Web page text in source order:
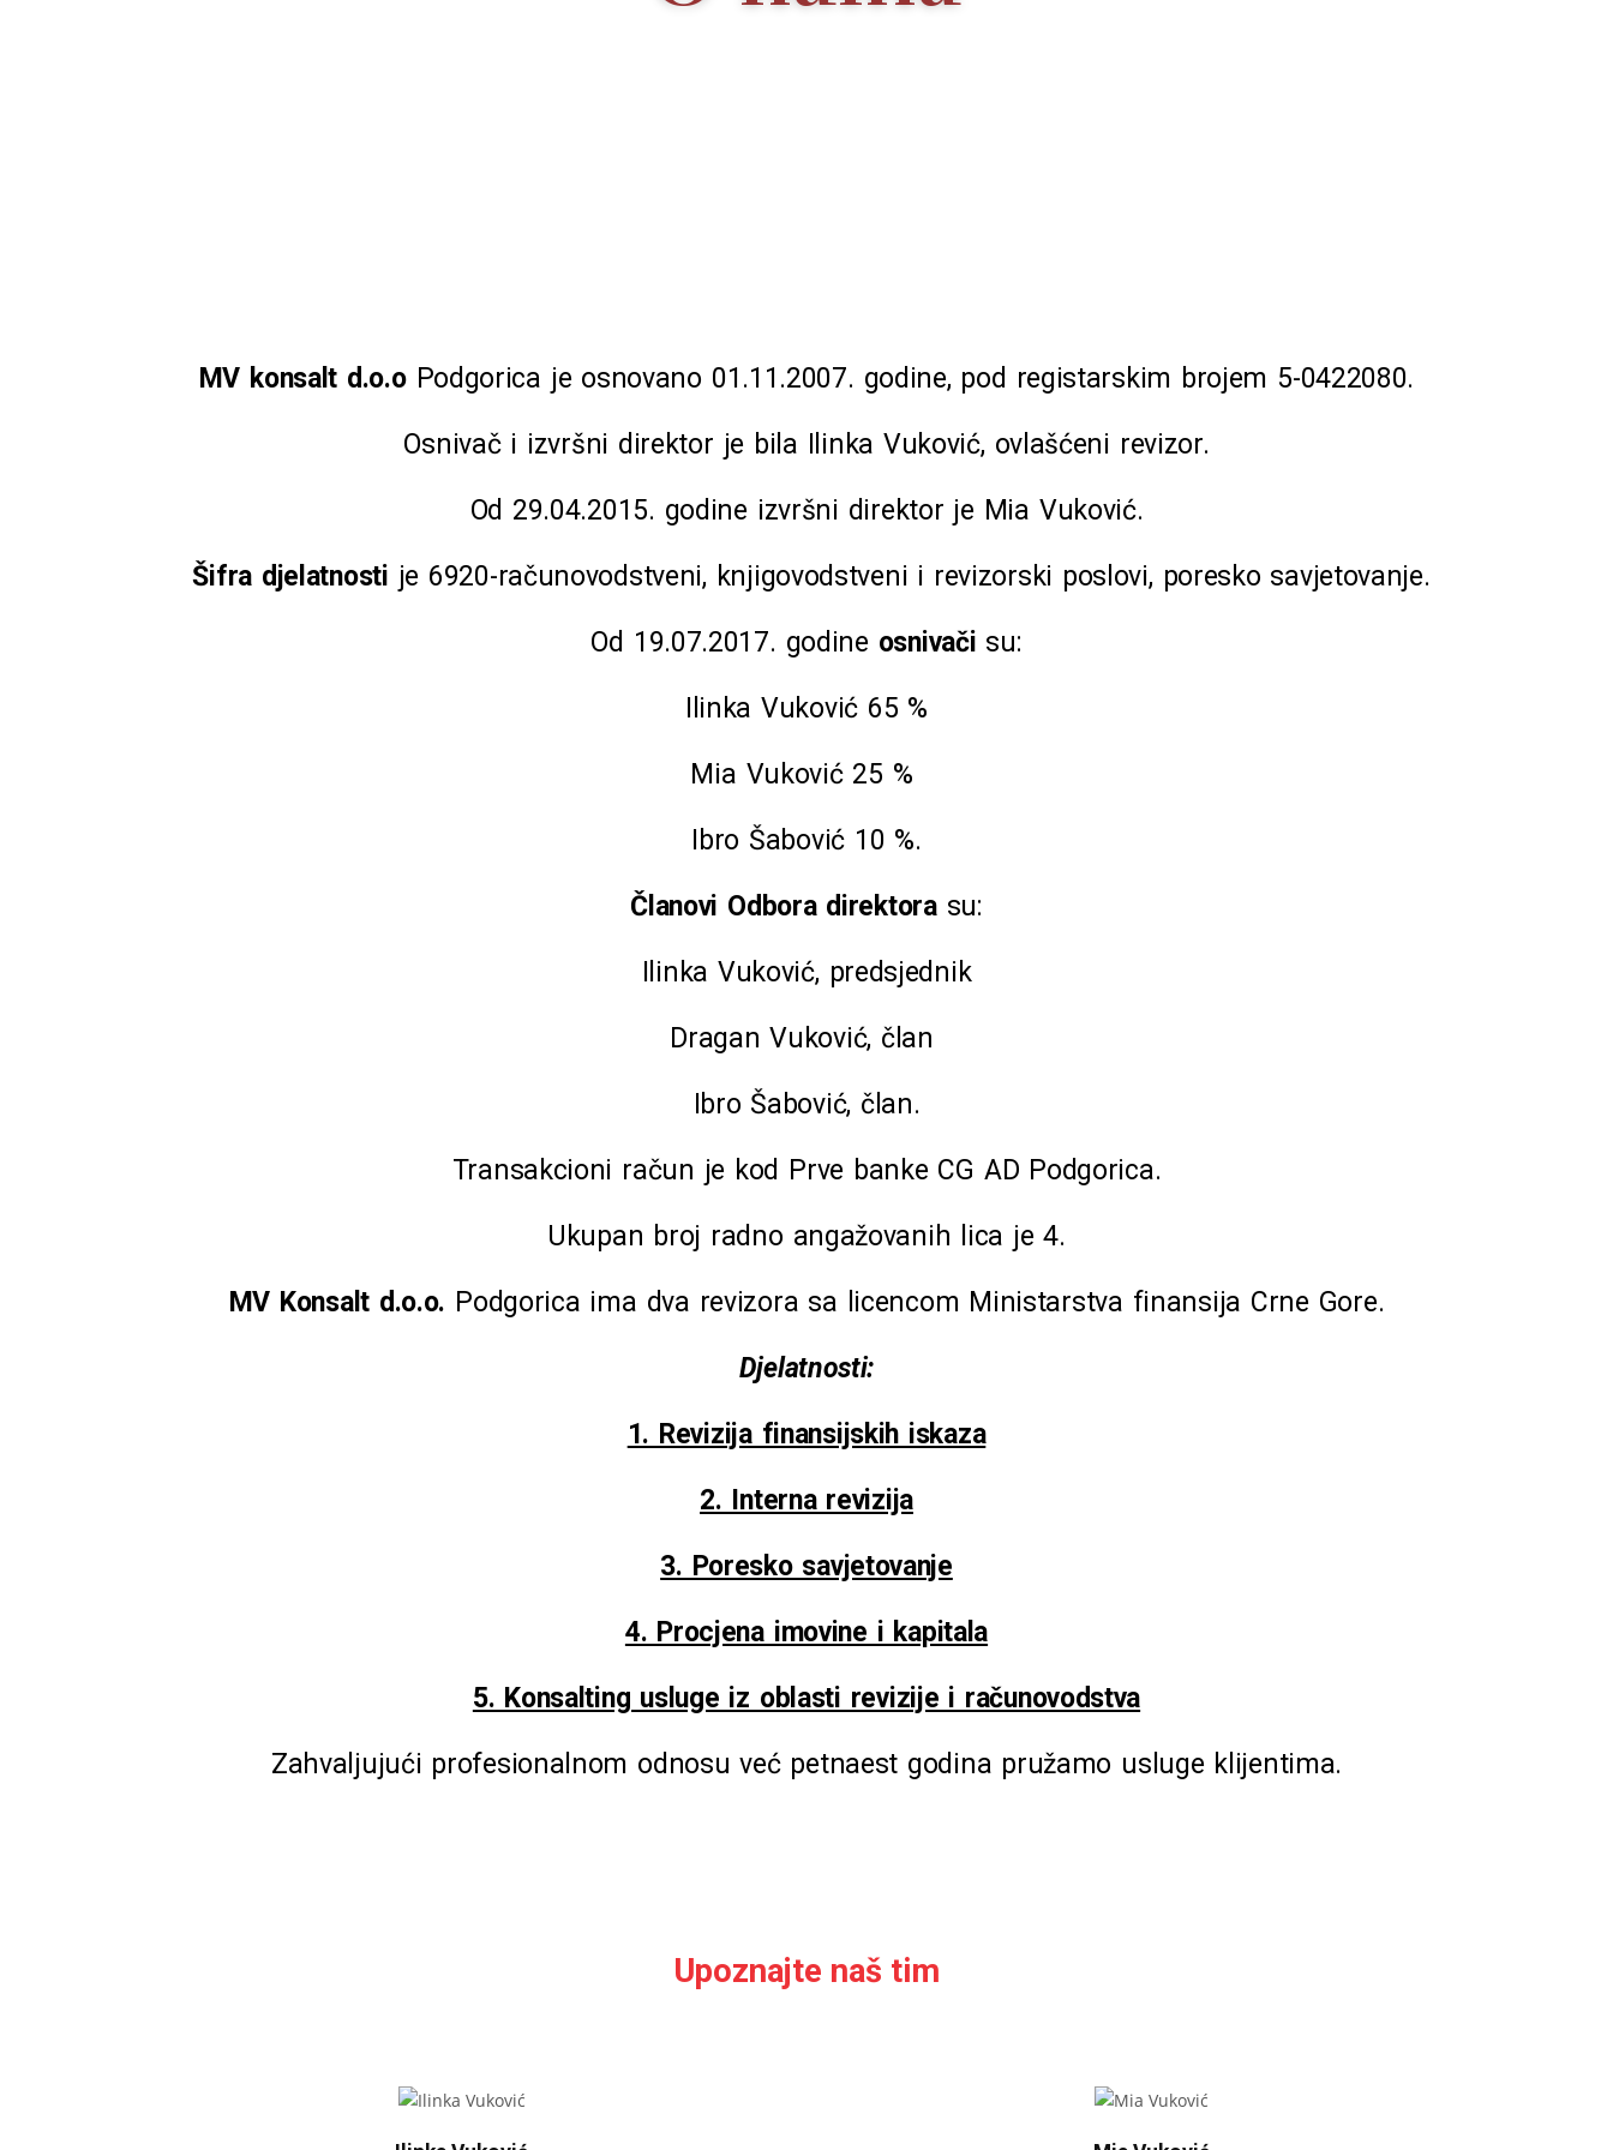
MV konsalt d.o.oPodgorica je osnovano 01.11.2007. godine, pod registarskim brojem 5-0422080.
Osnivač i izvršni direktor je bila Ilinka Vuković, ovlašćeni revizor.
Od 29.04.2015. godine izvršni direktor je Mia Vuković.
Šifra djelatnosti je 6920-računovodstveni, knjigovodstveni i revizorski poslovi, poresko savjetovanje.
Od 19.07.2017. godine osnivači su:
Ilinka Vuković 65 %
Mia Vuković 25 %
Ibro Šabović 10 %.
Članovi Odbora direktorasu:
Ilinka Vuković, predsjednik
Dragan Vuković, član
Ibro Šabović, član.
Transakcioni račun je kod Prve banke CG AD Podgorica.
Ukupan broj radno angažovanih lica je 4.
MV Konsalt d.o.o. Podgorica ima dva revizora sa licencom Ministarstva finansija Crne Gore.
Djelatnosti:
1. Revizija finansijskih iskaza
2. Interna revizija
3. Poresko savjetovanje
4. Procjena imovine i kapitala
5. Konsalting usluge iz oblasti revizije i računovodstva
Zahvaljujući profesionalnom odnosu već petnaest godina pružamo usluge klijentima.
Upoznajte naš tim